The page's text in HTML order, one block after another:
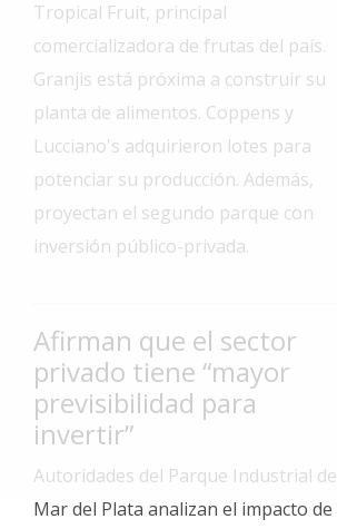
Interés
General
Ciudad
Arte
y
Espectáculos
Cartelera
Fotos
de
Familia
Clasificados
Fúnebres
Tropical Fruit, principal
comercializadora de frutas del país.
Granjis está próxima a construir su
planta de alimentos. Coppens y
Lucciano's adquirieron lotes para
potenciar su producción. Además,
proyectan el segundo parque con
inversión público-privada.
Afirman que el sector
privado tiene “mayor
previsibilidad para
invertir”
Autoridades del Parque Industrial de
Mar del Plata analizan el impacto de